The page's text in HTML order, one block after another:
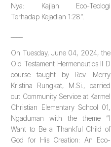
Nya: Kajian Eco-Teologi
Terhadap Kejadian 1:28”.
On Tuesday, June 04, 2024, the
Old Testament Hermeneutics II D
course taught by Rev. Merry
Kristina Rungkat, M.Si., carried
out Community Service at Karmel
Christian Elementary School 01,
Ngaduman with the theme “I
Want to Be a Thankful Child of
God for His Creation: An Eco-